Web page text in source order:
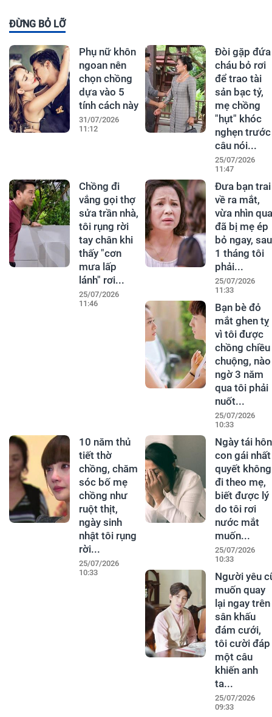
ĐỪNG BỎ LỠ
Phụ nữ khôn
ngoan nên
chọn chồng
dựa vào 5
tính cách này
31/07/2026
11:12
Đòi gặp đứa
cháu bỏ rơi
để trao tài
sản bạc tỷ,
mẹ chồng
"hụt" khóc
nghẹn trước
câu nói...
25/07/2026
11:47
Chồng đi
vắng gọi thợ
sửa trần nhà,
tôi rụng rời
tay chân khi
thấy "cơn
mưa lấp
lánh" rơi...
25/07/2026
11:46
Đưa bạn trai
về ra mắt,
vừa nhìn qua
đã bị mẹ ép
bỏ ngay, sau
1 tháng tôi
phải...
25/07/2026
11:33
Bạn bè đỏ
mắt ghen tỵ
vì tôi được
chồng chiều
chuộng, nào
ngờ 3 năm
qua tôi phải
nuốt...
25/07/2026
10:33
10 năm thủ
tiết thờ
chồng, chăm
sóc bố mẹ
chồng như
ruột thịt,
ngày sinh
nhật tôi rụng
rời...
25/07/2026
10:33
Ngày tái
con gái nhất
quyết không
đi theo mẹ,
biết được lý
do tôi rơi
nước mắt
muốn...
25/07/2026
10:33
Người yêu
muốn quay
lại ngay trên
sân khấu
đám cưới,
tôi cười đáp
một câu
khiến anh
ta...
25/07/2026
09:33